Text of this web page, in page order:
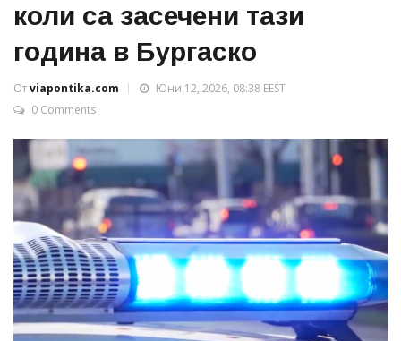
коли са засечени тази
година в Бургаско
Отviapontika.com
Юни 12, 2026, 08:38 EEST
0 Comments